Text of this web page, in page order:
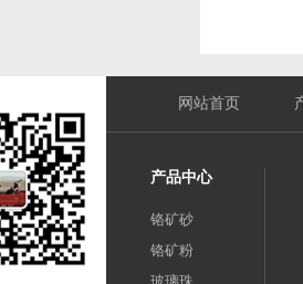
网站首页
产品中心
铬矿砂
铬矿粉